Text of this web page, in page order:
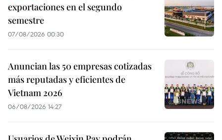
exportaciones en el segundo
semestre
07/08/2026 00:30
Anuncian las 50 empresas cotizadas
más reputadas y eficientes de
Vietnam 2026
06/08/2026 14:27